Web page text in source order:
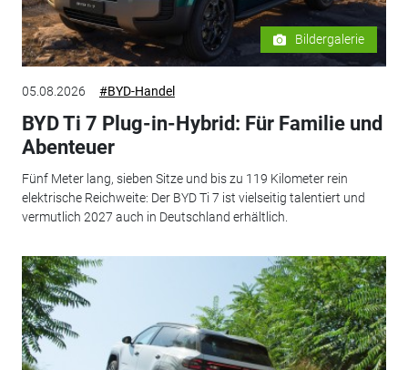
Bildergalerie
05.08.2026 #BYD-Handel
BYD Ti 7 Plug-in-Hybrid: Für Familie und
Abenteuer
Fünf Meter lang, sieben Sitze und bis zu 119 Kilometer rein
elektrische Reichweite: Der BYD Ti 7 ist vielseitig talentiert und
vermutlich 2027 auch in Deutschland erhältlich.